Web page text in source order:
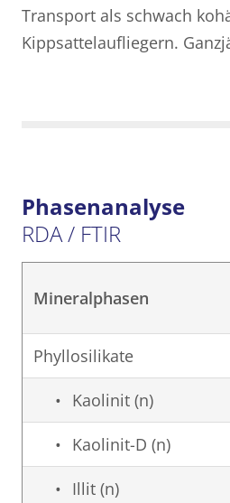
Transport als schwach
Kippsattelaufliegern.
Phasenanalyse
RDA / FTIR
Mineralphasen
Phyllosilikate
Kaolinit (n)
Kaolinit-D (n)
Illit (n)